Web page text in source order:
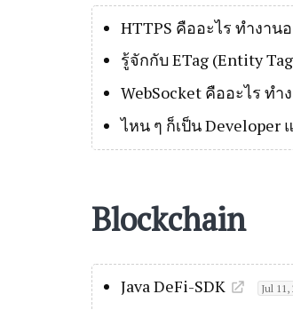
HTTPS คืออะไร ทำงาน
รู้จักกับ ETag (Entity
WebSocket คืออะไร ท
ไหน ๆ ก็เป็น Developer
Blockchain
Java DeFi-SDK Jul 11,